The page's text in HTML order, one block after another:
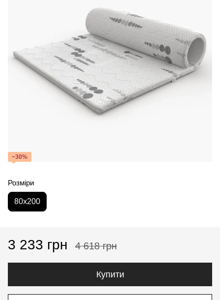
−30%
Розміри
80x200
3 233 грн 4 618 грн
Купити